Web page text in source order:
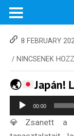
8 FEBRUARY
/ NINCSENEK
🌏 Japán!
Audio
Player
00:00
💎Zsanett a